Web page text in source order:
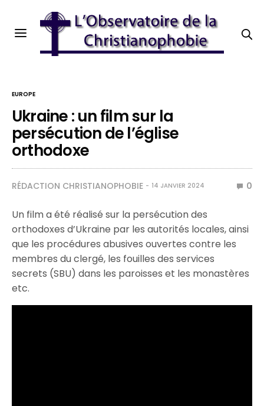
EUROPE
Ukraine : un film sur la
persécution de l’église
orthodoxe
RÉDACTION CHRISTIANOPHOBIE 14 JANVIER 2024 0
Un film a été réalisé sur la persécution des
orthodoxes d’Ukraine par les autorités locales, ainsi
que les procédures abusives ouvertes contre les
membres du clergé, les fouilles des services
secrets (SBU) dans les paroisses et les monastères
etc.